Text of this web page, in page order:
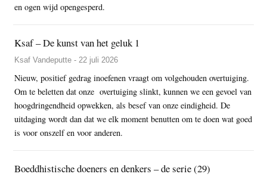
en ogen wijd opengesperd.
Ksaf – De kunst van het geluk 1
Ksaf Vandeputte - 22 juli 2026
Nieuw, positief gedrag inoefenen vraagt om volgehouden overtuiging.
Om te beletten dat onze overtuiging slinkt, kunnen we een gevoel van
hoogdringendheid opwekken, als besef van onze eindigheid. De
uitdaging wordt dan dat we elk moment benutten om te doen wat goed
is voor onszelf en voor anderen.
Boeddhistische doeners en denkers – de serie (29)